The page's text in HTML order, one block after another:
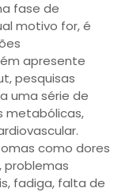
fase de
motivo for, é
apresente
pesquisas
uma série de
metabólicas,
como dores
problemas
fadiga, falta de